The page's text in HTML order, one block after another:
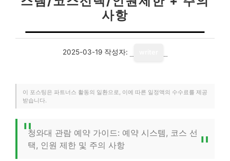
사항
2025-03-19 작성자:
이 포스팅은 파트너스 활동의 일환으로, 이에 따른 일정액의 수수료를 제공
받습니다.
청와대 관람 예약 가이드: 예약 시스템, 코스 선
택, 인원 제한 및 주의 사항